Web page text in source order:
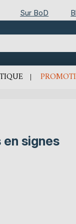
Sur BoD
signes